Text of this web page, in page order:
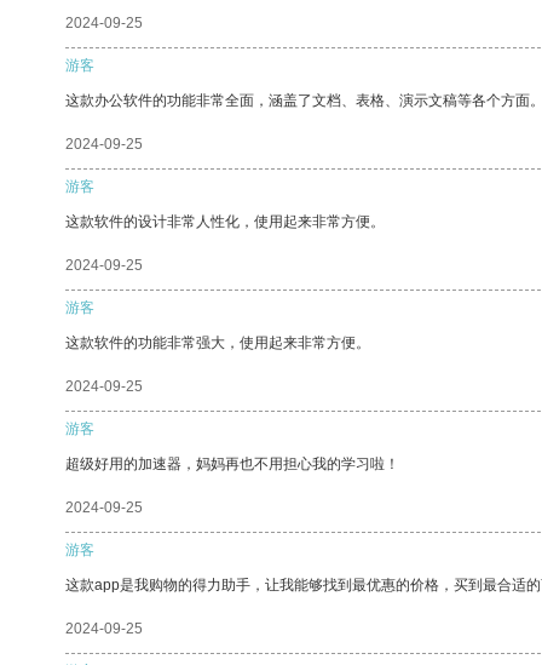
2024-09-25
游客
这款办公软件的功能非常全面，涵盖了文档、表格、演示文稿等各个方面
2024-09-25
游客
这款软件的设计非常人性化，使用起来非常方便。
2024-09-25
游客
这款软件的功能非常强大，使用起来非常方便。
2024-09-25
游客
超级好用的加速器，妈妈再也不用担心我的学习啦！
2024-09-25
游客
这款app是我购物的得力助手，让我能够找到最优惠的价格，买到最合适
2024-09-25